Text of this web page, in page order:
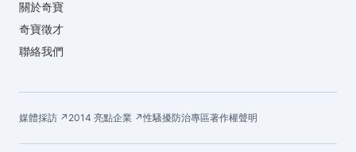
關於奇寶
奇寶徵才
聯絡我們
媒體採訪 ↗ 2014 亮點企業 ↗性騷擾防治專區著作權聲明